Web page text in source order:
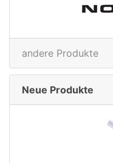
andere Produkte
Neue Produkte